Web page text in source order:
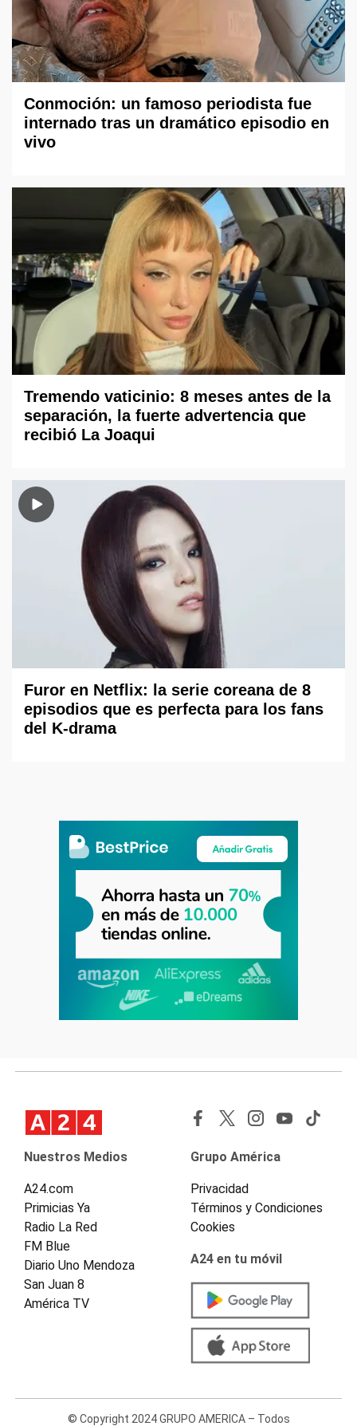
Conmoción: un famoso periodista fue
internado tras un dramático episodio en
vivo
Tremendo vaticinio: 8 meses antes de la
separación, la fuerte advertencia que
recibió La Joaqui
Furor en Netflix: la serie coreana de 8
episodios que es perfecta para los fans
del K-drama
Nuestros Medios
A24.com
Primicias Ya
Radio La Red
FM Blue
Diario Uno Mendoza
San Juan 8
América TV
Grupo América
Privacidad
Términos y Condiciones
Cookies
A24 en tu móvil
© Copyright 2024 GRUPO AMERICA – Todos